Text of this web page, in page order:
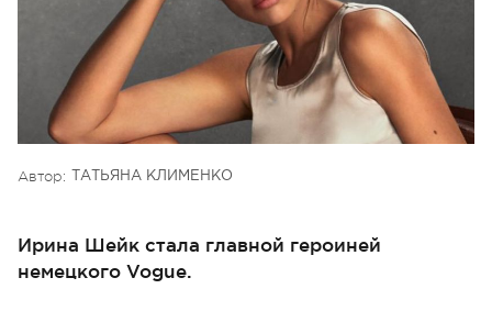
Автор: ТАТЬЯНА КЛИМЕНКО
Ирина Шейк стала главной героиней
немецкого Vogue.